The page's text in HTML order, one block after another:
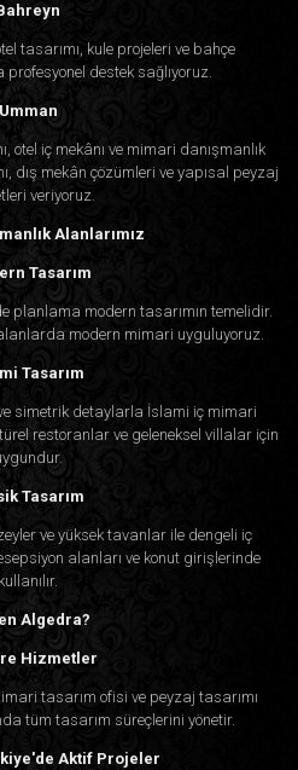
tasarımı, kule projeleri ve bahçe
profesyonel destek sağlıyoruz.
Umman
otel iç mekânı ve mimari danışmanlık
dış mekân çözümleri ve yapısal peyzaj
veriyoruz.
Alanlarımız
Tasarım
planlama modern tasarımın temelidir.
modern mimari uyguluyoruz.
Tasarım
simetrik detaylarla İslami iç mimari
restoranlar ve geleneksel villalar için
Tasarım
ve yüksek tavanlar ile dengeli iç
alanları ve konut girişlerinde
kullanılır.
Algedra?
Hizmetler
tasarım ofisi ve peyzaj tasarımı
tüm tasarım süreçlerini yönetir.
Aktif Projeler